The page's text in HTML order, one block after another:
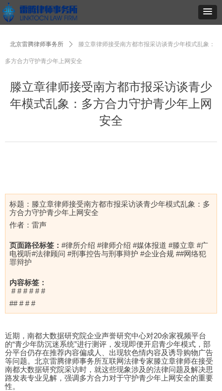
滕立章律师接受南方都市报采访谈青少
年模式乱象：多方合力守护青少年上网
安全
标题：滕立章律师接受南方都市报采访谈青少年模式乱象：多
方合力守护青少年上网安全
作者：雷声
页面路径标签： #律所介绍 #律师介绍 #媒体报道 #滕立章 #广
电视听#法律顾问 #刑事控告与刑事辩护 #企业合规 ##网络犯
罪辩护
内容标签：
# # # # # #
## # # #
近期，南都大数据研究院企业声誉研究中心对20余家视频平台
的“青少年防沉迷系统”进行测评，发现即便开启青少年模式，部
分平台仍存在推荐内容偏成人、出现软色情内容及诱导购物广告
等问题。北京雷腾律师事务所互联网法律专家滕立章律师在接受
南都大数据研究院采访时，就这些现象涉及的法律问题及解决思
路发表专业见解，强调多方合力对于守护青少年上网安全的重要
性。
北京雷腾律师事务所 ꄲ 滕立章律师接受南方都市报采访谈青少年模式乱象：
多方合力守护青少年上网安全